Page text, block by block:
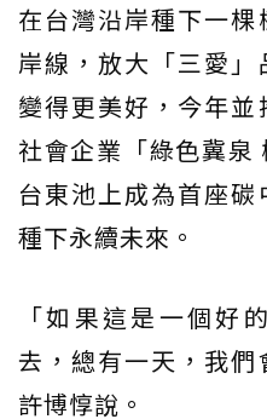
在台灣沿岸種下一
岸線，放大「三愛
變得更美好，今年
社會企業「綠色冀泉
台東池上成為首座
種下永續未來。
「如果這是一個好
去，總有一天，我們
許博惇說。